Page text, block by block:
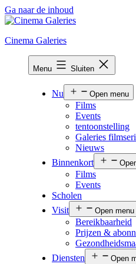
Ga naar de inhoud
Cinema Galeries
Menu Sluiten
Nu Open menu
Films
Events
tentoonstelling
Galeries
Nieuws
Binnenkort
Films
Events
Scholen
Visit
Open menu
Bereikbaarheid
Prijzen &
Diensten
Open